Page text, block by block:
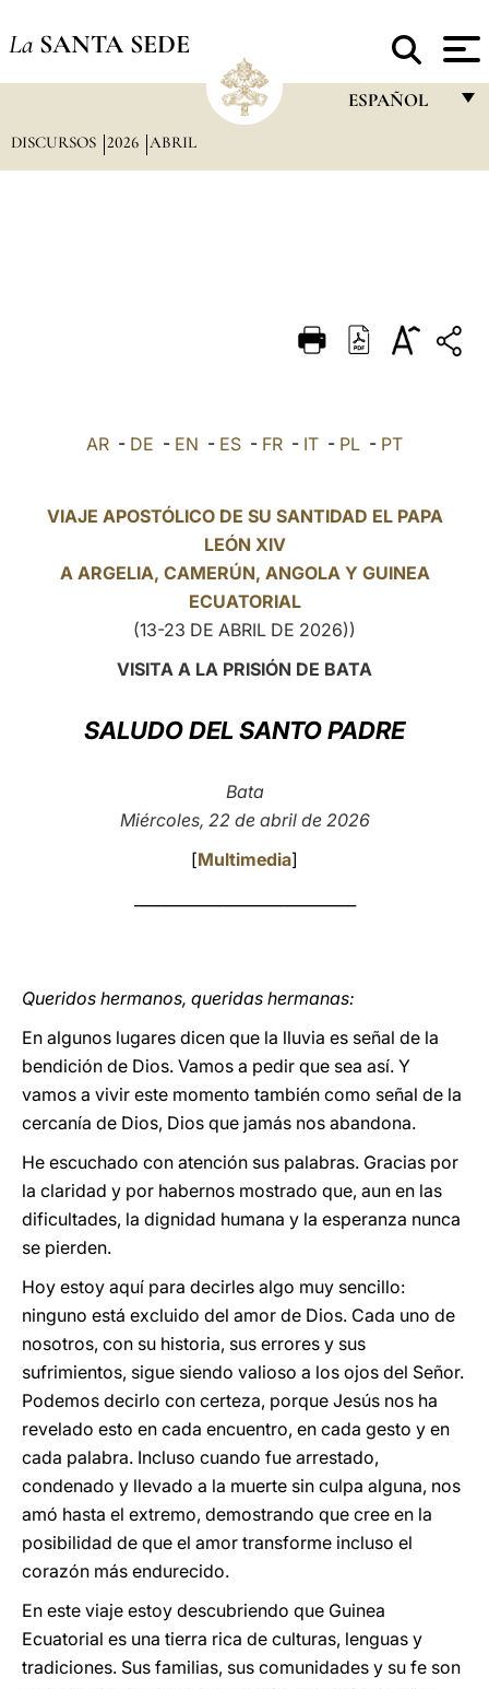
La SANTA SEDE
ESPAÑOL
DEUTSCH
العربيّة
LATINE
DISCURSOS 2026 ABRIL
AR - DE - EN - ES - FR - IT - PL - PT
VIAJE APOSTÓLICO DE SU SANTIDAD EL PAPA
LEÓN XIV
A ARGELIA, CAMERÚN, ANGOLA Y GUINEA
ECUATORIAL
(13-23 DE ABRIL DE 2026))
VISITA A LA PRISIÓN DE BATA
SALUDO DEL SANTO PADRE
Bata
Miércoles, 22 de abril de 2026
[Multimedia]
Queridos hermanos, queridas hermanas:
En algunos lugares dicen que la lluvia es señal de la
bendición de Dios. Vamos a pedir que sea así. Y
vamos a vivir este momento también como señal de la
cercanía de Dios, Dios que jamás nos abandona.
He escuchado con atención sus palabras. Gracias por
la claridad y por habernos mostrado que, aun en las
dificultades, la dignidad humana y la esperanza nunca
se pierden.
Hoy estoy aquí para decirles algo muy sencillo:
ninguno está excluido del amor de Dios. Cada uno de
nosotros, con su historia, sus errores y sus
sufrimientos, sigue siendo valioso a los ojos del Señor.
Podemos decirlo con certeza, porque Jesús nos ha
revelado esto en cada encuentro, en cada gesto y en
cada palabra. Incluso cuando fue arrestado,
condenado y llevado a la muerte sin culpa alguna, nos
amó hasta el extremo, demostrando que cree en la
posibilidad de que el amor transforme incluso el
corazón más endurecido.
En este viaje estoy descubriendo que Guinea
Ecuatorial es una tierra rica de culturas, lenguas y
tradiciones. Sus familias, sus comunidades y su fe son